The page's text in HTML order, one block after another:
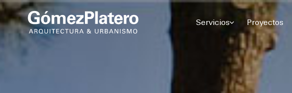
Servicios Proyectos
© 2026 Gómez Platero